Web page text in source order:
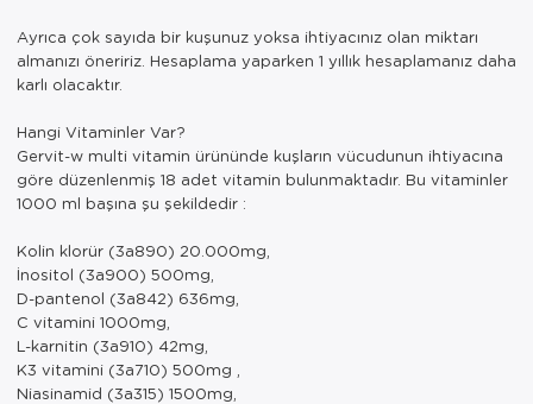
Ayrıca çok sayıda bir kuşunuz yoksa ihtiyacınız olan miktarı
almanızı öneririz. Hesaplama yaparken 1 yıllık hesaplamanız daha
karlı olacaktır.
Hangi Vitaminler Var?
Gervit-w multi vitamin ürününde kuşların vücudunun ihtiyacına
göre düzenlenmiş 18 adet vitamin bulunmaktadır. Bu vitaminler
1000 ml başına şu şekildedir :
Kolin klorür (3a890) 20.000mg,
İnositol (3a900) 500mg,
D-pantenol (3a842) 636mg,
C vitamini 1000mg,
L-karnitin (3a910) 42mg,
K3 vitamini (3a710) 500mg ,
Niasinamid (3a315) 1500mg,